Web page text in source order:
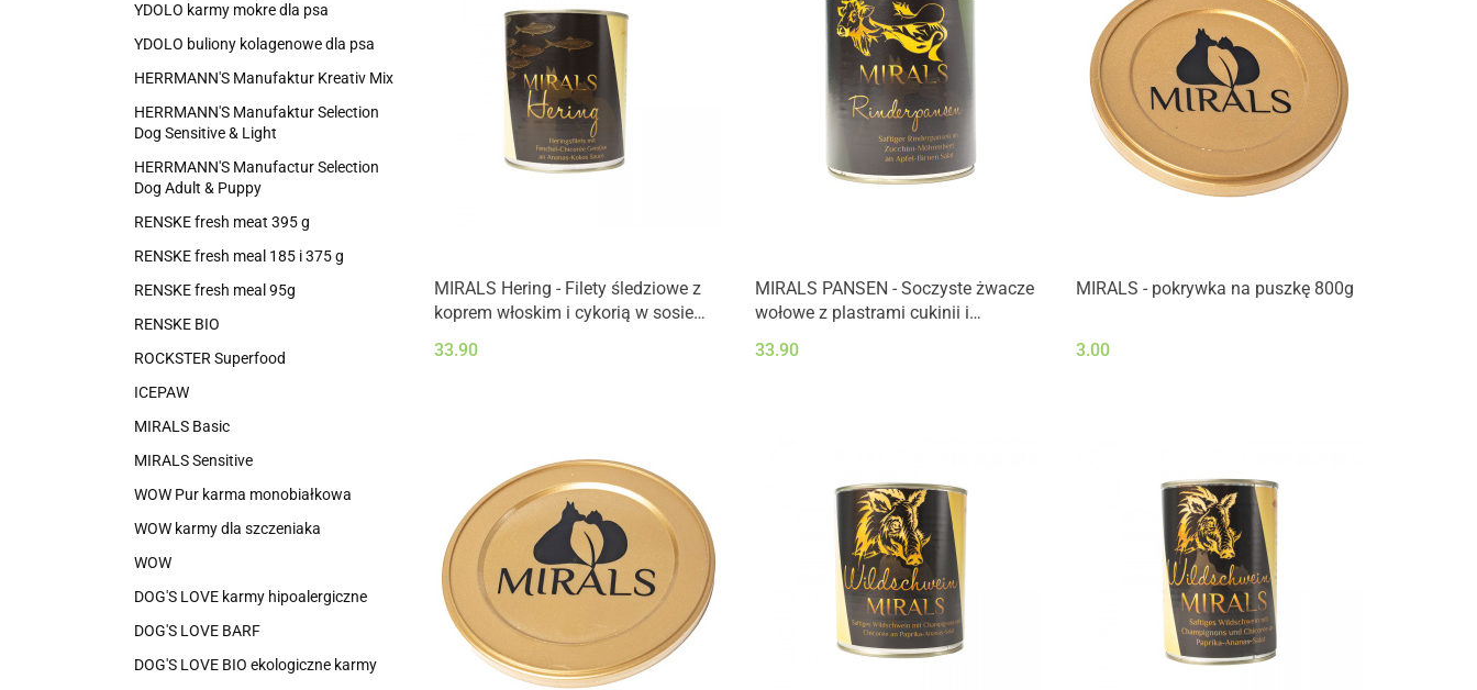
YDOLO karmy mokre dla psa
YDOLO buliony kolagenowe dla psa
HERRMANN'S Manufaktur Kreativ Mix
HERRMANN'S Manufaktur Selection
Dog Sensitive & Light
HERRMANN'S Manufactur Selection
Dog Adult & Puppy
RENSKE fresh meat 395 g
RENSKE fresh meal 185 i 375 g
RENSKE fresh meal 95g
RENSKE BIO
ROCKSTER Superfood
ICEPAW
MIRALS Basic
MIRALS Sensitive
WOW Pur karma monobiałkowa
WOW karmy dla szczeniaka
WOW
DOG'S LOVE karmy hipoalergiczne
DOG'S LOVE BARF
DOG'S LOVE BIO ekologiczne karmy
MIRALS Hering - Filety śledziowe z
koprem włoskim i cykorią w sosie
33.90
MIRALS PANSEN - Soczyste żwacze
wołowe z plastrami cukinii i
gruszkowej (800g)
33.90
MIRALS - pokrywka na puszkę 800g
3.00